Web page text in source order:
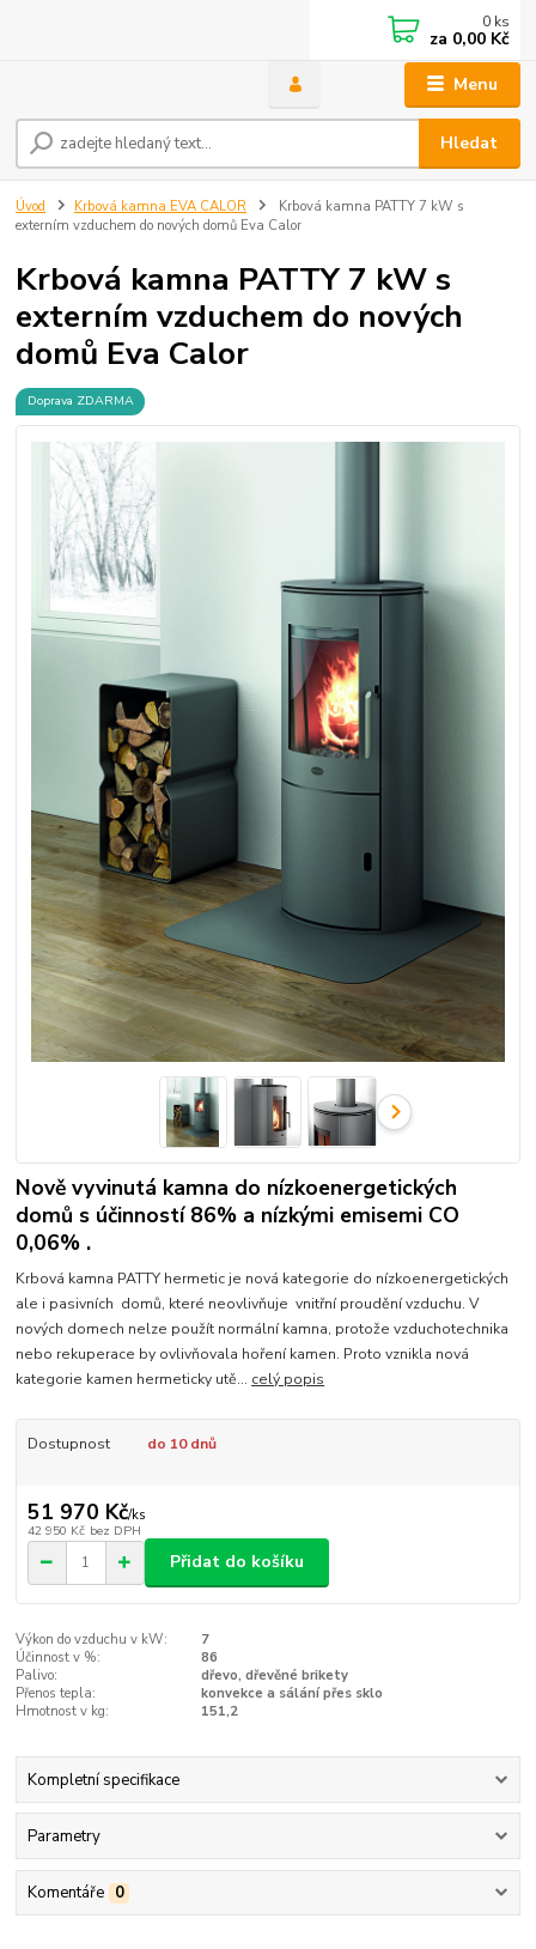
Menu
Hledat
0 ks
za 0,00 Kč
Úvod Krbová kamna EVA CALOR
Krbová kamna PATTY 7 kW s
externím vzduchem do nových domů Eva Calor
Krbová kamna PATTY 7 kW s
externím vzduchem do nových
domů Eva Calor
Doprava ZDARMA
Nově vyvinutá kamna do nízkoenergetických
domů s účinností 86% a nízkými emisemi CO
0,06% .
Krbová kamna PATTY hermetic je nová kategorie do nízkoenergetických
ale i pasivních domů, které neovlivňuje vnitřní proudění vzduchu. V
nových domech nelze použít normální kamna, protože vzduchotechnika
nebo rekuperace by ovlivňovala hoření kamen. Proto vznikla nová
kategorie kamen hermeticky utě... celý popis
Dostupnost do 10 dnů
51 970 Kč/ks
42 950 Kč bez DPH
Přidat do košíku
Výkon do vzduchu v kW:
7
Účinnost v %:
86
Palivo:
dřevo, dřevěné brikety
Přenos tepla:
konvekce a sálání přes sklo
Hmotnost v kg:
151,2
Kompletní specifikace
Parametry
Komentáře 0